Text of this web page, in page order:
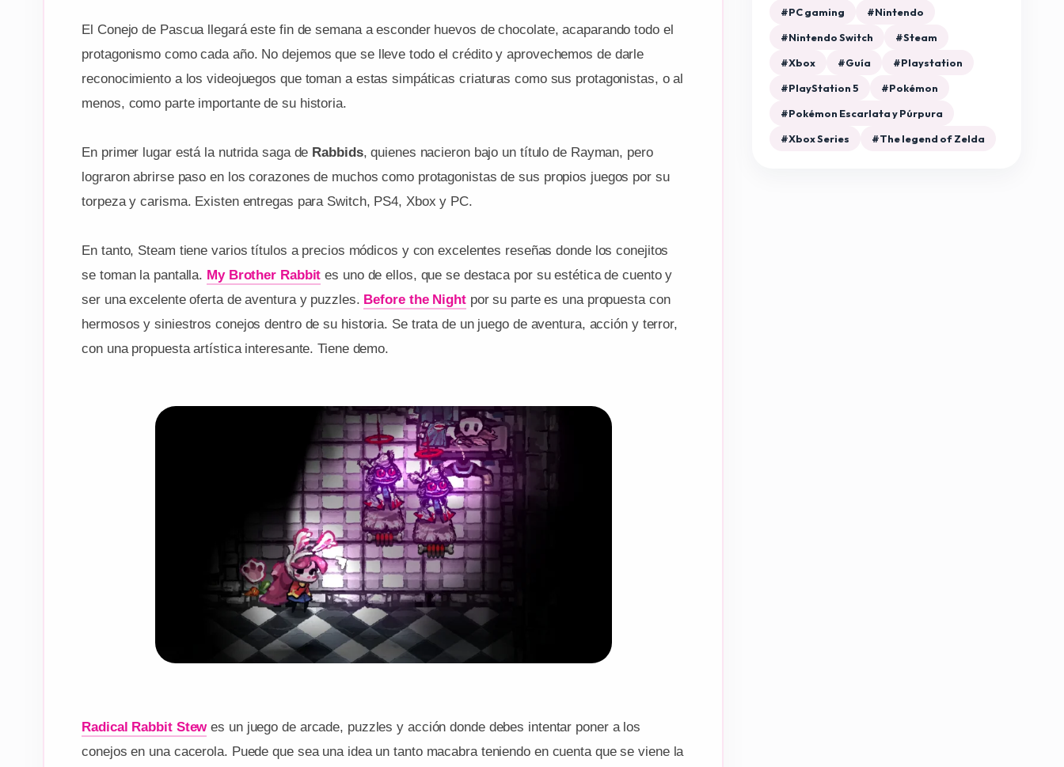
El Conejo de Pascua llegará este fin de semana a esconder huevos de chocolate, acaparando todo el
protagonismo como cada año. No dejemos que se lleve todo el crédito y aprovechemos de darle
reconocimiento a los videojuegos que toman a estas simpáticas criaturas como sus protagonistas, o al
menos, como parte importante de su historia.
En primer lugar está la nutrida saga de Rabbids, quienes nacieron bajo un título de Rayman, pero
lograron abrirse paso en los corazones de muchos como protagonistas de sus propios juegos por su
torpeza y carisma. Existen entregas para Switch, PS4, Xbox y PC.
En tanto, Steam tiene varios títulos a precios módicos y con excelentes reseñas donde los conejitos
se toman la pantalla. My Brother Rabbit es uno de ellos, que se destaca por su estética de cuento y
ser una excelente oferta de aventura y puzzles. Before the Nightpor su parte es una propuesta con
hermosos y siniestros conejos dentro de su historia. Se trata de un juego de aventura, acción y terror,
con una propuesta artística interesante. Tiene demo.
Radical Rabbit Stewes un juego de arcade, puzzles y acción donde debes intentar poner a los
conejos en una cacerola. Puede que sea una idea un tanto macabra teniendo en cuenta que se viene la
#PC gaming
#Nintendo
#Nintendo Switch
#Steam
#Xbox
#Guía
#Playstation
#PlayStation 5
#Pokémon
#Pokémon Escarlata y Púrpura
#Xbox Series
#The legend of Zelda